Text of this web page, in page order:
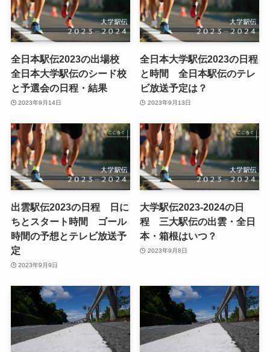
全日本駅伝2023の出場校
全日本大学駅伝のシード校
と予選会の日程・結果
2023年9月14日
全日本大学駅伝2023の日程
と時間 全日本駅伝のテレ
ビ放送予定は？
2023年9月13日
出雲駅伝2023の日程 日に
ちとスタート時間 ゴール
時間の予想とテレビ放送予
定
2023年9月9日
大学駅伝2023-2024の日
程 三大駅伝の出雲・全日
本・箱根はいつ？
2023年9月8日